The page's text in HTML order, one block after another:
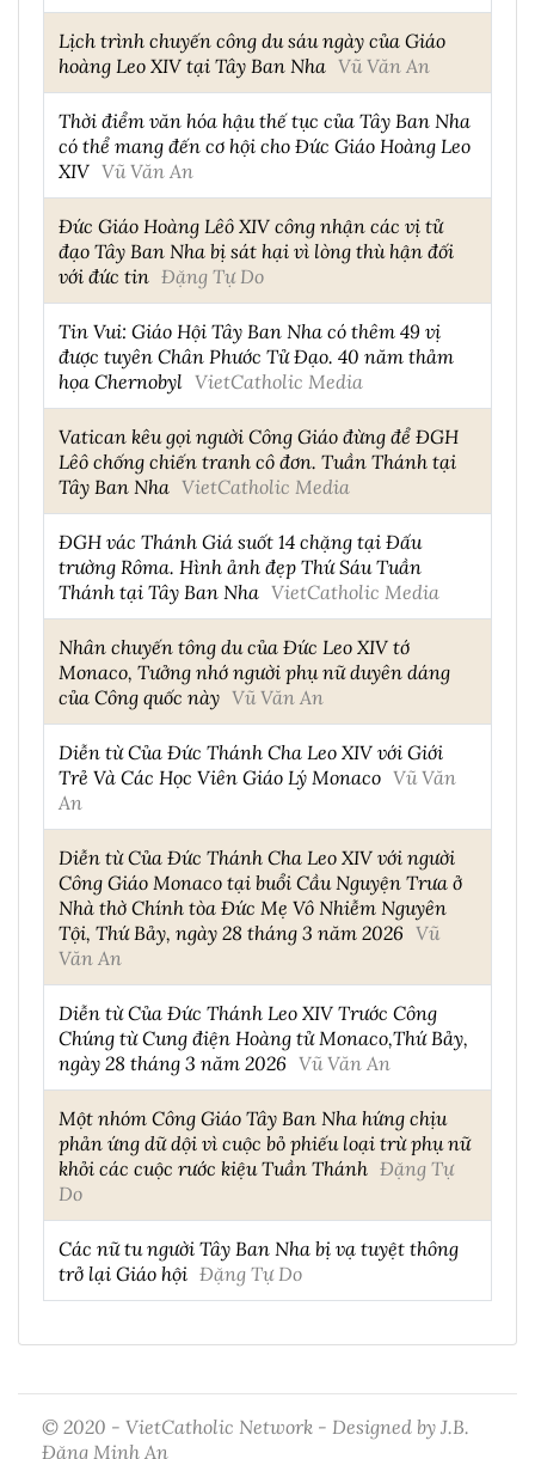
Lịch trình chuyến công du sáu ngày của Giáo
hoàng Leo XIV tại Tây Ban Nha Vũ Văn An
Thời điểm văn hóa hậu thế tục của Tây Ban Nha
có thể mang đến cơ hội cho Đức Giáo Hoàng Leo
XIV Vũ Văn An
Đức Giáo Hoàng Lêô XIV công nhận các vị tử
đạo Tây Ban Nha bị sát hại vì lòng thù hận đối
với đức tin Đặng Tự Do
Tin Vui: Giáo Hội Tây Ban Nha có thêm 49 vị
được tuyên Chân Phước Tử Đạo. 40 năm thảm
họa Chernobyl VietCatholic Media
Vatican kêu gọi người Công Giáo đừng để ĐGH
Lêô chống chiến tranh cô đơn. Tuần Thánh tại
Tây Ban Nha VietCatholic Media
ĐGH vác Thánh Giá suốt 14 chặng tại Đấu
trường Rôma. Hình ảnh đẹp Thứ Sáu Tuần
Thánh tại Tây Ban Nha VietCatholic Media
Nhân chuyến tông du của Đức Leo XIV tớ
Monaco, Tưởng nhớ người phụ nữ duyên dáng
của Công quốc này Vũ Văn An
Diễn từ Của Đức Thánh Cha Leo XIV với Giới
Trẻ Và Các Học Viên Giáo Lý Monaco Vũ Văn
An
Diễn từ Của Đức Thánh Cha Leo XIV với người
Công Giáo Monaco tại buổi Cầu Nguyện Trưa ở
Nhà thờ Chính tòa Đức Mẹ Vô Nhiễm Nguyên
Tội, Thứ Bảy, ngày 28 tháng 3 năm 2026 Vũ
Văn An
Diễn từ Của Đức Thánh Leo XIV Trước Công
Chúng từ Cung điện Hoàng tử Monaco,Thứ Bảy,
ngày 28 tháng 3 năm 2026 Vũ Văn An
Một nhóm Công Giáo Tây Ban Nha hứng chịu
phản ứng dữ dội vì cuộc bỏ phiếu loại trừ phụ nữ
khỏi các cuộc rước kiệu Tuần Thánh Đặng Tự
Do
Các nữ tu người Tây Ban Nha bị vạ tuyệt thông
trở lại Giáo hội Đặng Tự Do
© 2020 - VietCatholic Network - Designed by J.B.
Đặng Minh An